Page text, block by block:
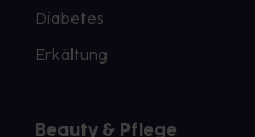
Diabetes
Erkältung
Beauty & Pflege